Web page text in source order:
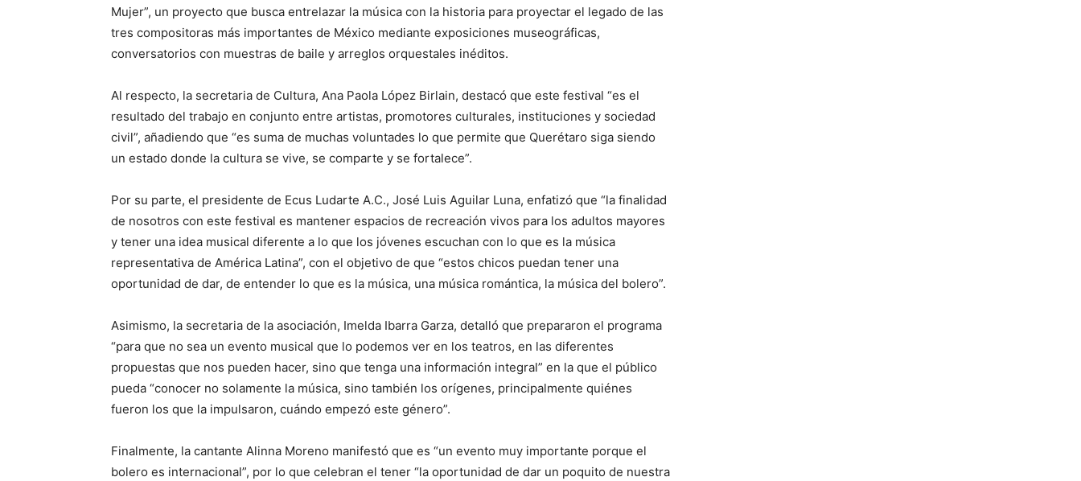
Mujer”, un proyecto que busca entrelazar la música con la historia para proyectar el legado de las
tres compositoras más importantes de México mediante exposiciones museográficas,
conversatorios con muestras de baile y arreglos orquestales inéditos.
Al respecto, la secretaria de Cultura, Ana Paola López Birlain, destacó que este festival “es el
resultado del trabajo en conjunto entre artistas, promotores culturales, instituciones y sociedad
civil”, añadiendo que “es suma de muchas voluntades lo que permite que Querétaro siga siendo
un estado donde la cultura se vive, se comparte y se fortalece”.
Por su parte, el presidente de Ecus Ludarte A.C., José Luis Aguilar Luna, enfatizó que “la finalidad
de nosotros con este festival es mantener espacios de recreación vivos para los adultos mayores
y tener una idea musical diferente a lo que los jóvenes escuchan con lo que es la música
representativa de América Latina”, con el objetivo de que “estos chicos puedan tener una
oportunidad de dar, de entender lo que es la música, una música romántica, la música del bolero”.
Asimismo, la secretaria de la asociación, Imelda Ibarra Garza, detalló que prepararon el programa
“para que no sea un evento musical que lo podemos ver en los teatros, en las diferentes
propuestas que nos pueden hacer, sino que tenga una información integral” en la que el público
pueda “conocer no solamente la música, sino también los orígenes, principalmente quiénes
fueron los que la impulsaron, cuándo empezó este género”.
Finalmente, la cantante Alinna Moreno manifestó que es “un evento muy importante porque el
bolero es internacional”, por lo que celebran el tener “la oportunidad de dar un poquito de nuestra